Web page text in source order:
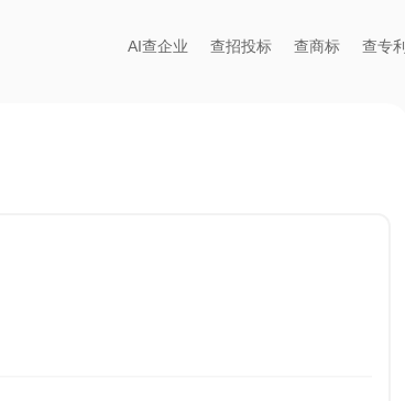
AI查企业 查招投标 查商标 查专利